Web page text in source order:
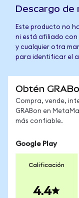
Descargo de
Este producto no
ni está afiliado con
y cualquier otra
para identificar el
Obtén
Compra, vende,
GRABon en
más confiable.
Google Play
Calificación
4.4